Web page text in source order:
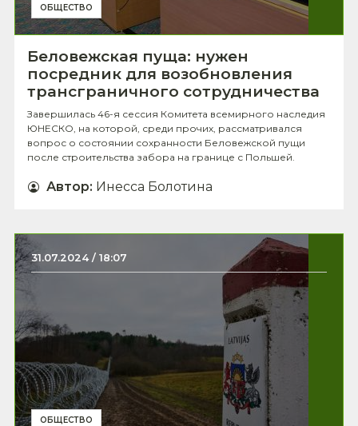
ОБЩЕСТВО
Беловежская пуща: нужен
посредник для возобновления
трансграничного сотрудничества
Завершилась 46-я сессия Комитета всемирного наследия
ЮНЕСКО, на которой, среди прочих, рассматривался
вопрос о состоянии сохранности Беловежской пущи
после строительства забора на границе с Польшей.
Автор: Инесса Болотина
31.07.2024 / 18:07
ОБЩЕСТВО